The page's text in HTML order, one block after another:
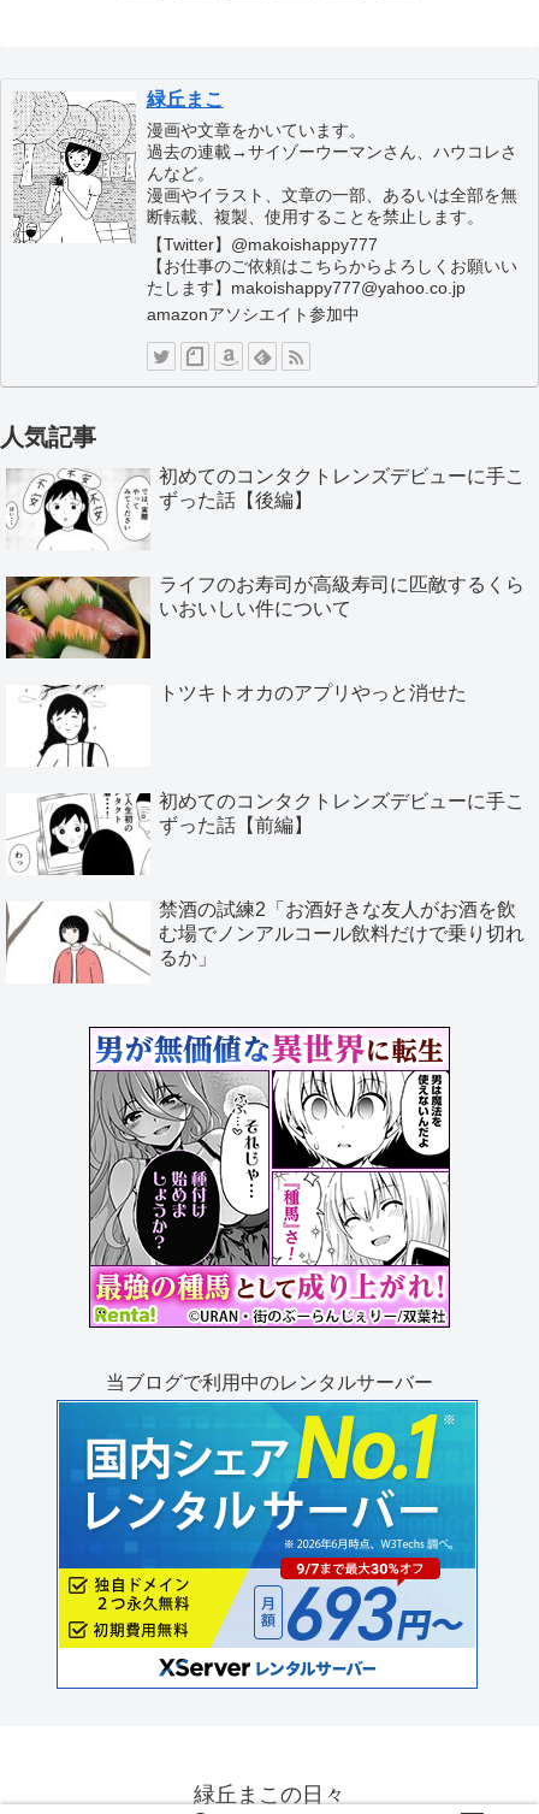
緑丘まこ
漫画や文章をかいています。
過去の連載→サイゾーウーマンさん、ハウコレさ
んなど。
漫画やイラスト、文章の一部、あるいは全部を無
断転載、複製、使用することを禁止します。
【Twitter】@makoishappy777
【お仕事のご依頼はこちらからよろしくお願いい
たします】makoishappy777@yahoo.co.jp
amazonアソシエイト参加中
人気記事
初めてのコンタクトレンズデビューに手こ
ずった話【後編】
ライフのお寿司が高級寿司に匹敵するくら
いおいしい件について
トツキトオカのアプリやっと消せた
初めてのコンタクトレンズデビューに手こ
ずった話【前編】
禁酒の試練2「お酒好きな友人がお酒を飲
む場でノンアルコール飲料だけで乗り切れ
るか」
当ブログで利用中のレンタルサーバー
緑丘まこの日々